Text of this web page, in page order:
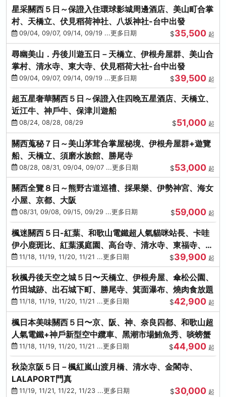
星采關西５日～保證入住環球影城周邊酒店、美山町合掌
村、天橋立、伏見稻荷神社、八坂神社-台中出發
09/04, 09/07, 09/14, 09/19 ...更多日期 $35,500 起
尋幽美山．丹後川遊五日－天橋立、伊根舟屋群、美山合
掌村、清水寺、東大寺、伏見稻荷大社-台中出發
09/04, 09/07, 09/14, 09/19 ...更多日期 $39,500 起
超五星奢華關西５日～保證入住四晚五星酒店、天橋立、
近江牛、神戶牛、保津川遊船
08/24, 08/28, 08/29 $51,000 起
關西蒐秘７日～美山茅茸合掌屋秘境、伊根舟屋群+遊覽
船、天橋立、須磨水族館、勝尾寺
08/28, 08/31, 09/04, 09/07 ...更多日期 $53,000 起
關西全覽８日～熊野古道巡禮、採果樂、伊勢神宮、海女
小屋、京都、大阪
08/31, 09/08, 09/15, 09/29 ...更多日期 $59,000 起
楓迷關西５日-紅葉、和歌山電鐵超人氣貓咪站長、卡哇
伊小鹿斑比、紅葉溪庭園、高台寺、清水寺、東福寺、伊
勢龍蝦+和牛
11/18, 11/19, 11/20, 11/21 ...更多日期 $39,900 起
秋楓丹後天空之城５日〜天橋立、伊根舟屋、傘松公園、
竹田城跡、出石城下町、勝尾寺、箕面瀑布、燒肉食放題
11/18, 11/19, 11/20, 11/21 ...更多日期 $42,900 起
楓日本美味關西５日〜京、阪、神、奈良四都、和歌山超
人氣電鐵+神戶新型空中纜車、黑潮市場鮪魚秀、啖螃蟹
11/18, 11/19, 11/20, 11/21 ...更多日期 $44,900 起
秋染京阪５日－楓紅嵐山渡月橋、清水寺、金閣寺、
LALAPORT門真
11/19, 11/21, 11/22, 11/23 ...更多日期 $30,000 起